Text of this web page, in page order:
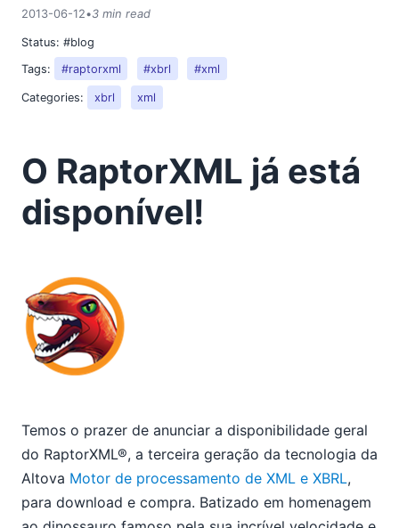
2013-06-12•3 min read
Status: #blog
Tags:
#raptorxml #xbrl #xml
Categories: xbrl xml
O RaptorXML já está
disponível!
Temos o prazer de anunciar a disponibilidade geral
do RaptorXML®, a terceira geração da tecnologia da
Altova Motor de processamento de XML e XBRL,
para download e compra. Batizado em homenagem